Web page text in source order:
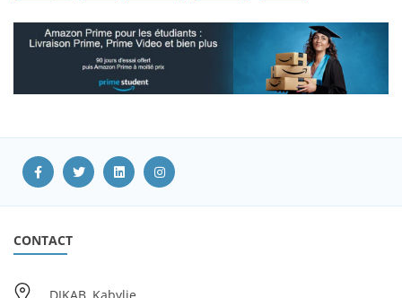
CONTACT
DIKAB, Kabylie